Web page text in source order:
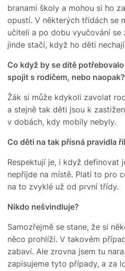
branami školy a mohou si ho
opustí. V některých třídách se
učiteli a po dobu vyučování se
jinde stačí, když ho děti
Co když by se dítě
spojit s rodičem, nebo naopak?
Žák si může kdykoli zavolat
a stejně tak děti jsou k
v dobách, kdy mobily nebyly.
Co děti na tak přísná pravidla
Respektují je, i když definovat
nepřijde na místě. Platí to pro
na to zvyklé už od první třídy.
Nikdo nešvindluje?
Samozřejmě se stane, že si
něco prohlíží. V takovém
zabaví. Ale zrovna jsem tu
zapisujeme tyto případy, a za